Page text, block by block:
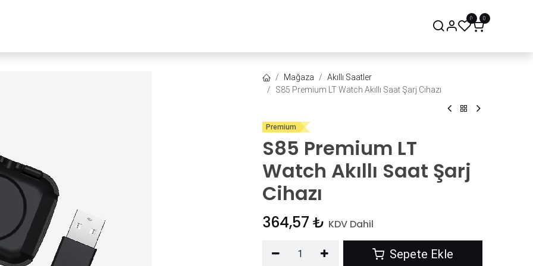
0 0
Mağaza
Akıllı Saatler
S85 Premium LT Watch Akıllı Saat Şarj Cihazı
Premium
S85 Premium LT
Watch Akıllı Saat Şarj
Cihazı
364,57 ₺ KDV Dahil
Sepete Ekle